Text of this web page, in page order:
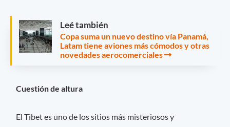
Leé también
Copa suma un nuevo destino vía Panamá,
Latam tiene aviones más cómodos y otras
novedades aerocomerciales
Cuestión de altura
El Tibet es uno de los sitios más misteriosos y